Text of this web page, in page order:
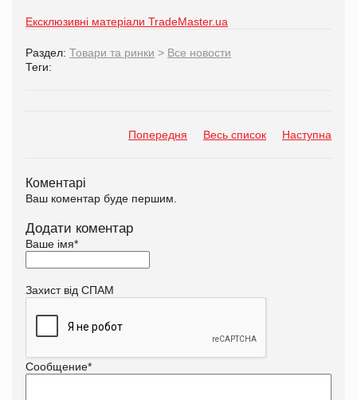
Ексклюзивні матеріали TradeMaster.ua
Раздел: Товари та ринки > Все новости
Теги:
Попередня Весь список Наступна
Коментарі
Ваш коментар буде першим.
Додати коментар
Ваше імя*
Захист від СПАМ
Сообщение*